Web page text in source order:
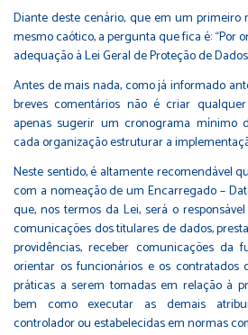
Diante deste cenário, que em um primeiro
mesmo caótico, a pergunta que fica é: “Por
adequação à Lei Geral de Proteção de
Antes de mais nada, como já informado
breves comentários não é criar
apenas sugerir um cronograma mínimo
cada organização estruturar a
Neste sentido, é altamente recomendável
com a nomeação de um Encarregado –
que, nos termos da Lei, será o
comunicações dos titulares de dados,
providências, receber comunicações da
orientar os funcionários e os contratados
práticas a serem tomadas em relação à
bem como executar as demais
controlador ou estabelecidas em normas